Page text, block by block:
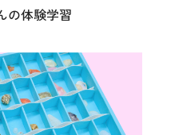
の体験学習